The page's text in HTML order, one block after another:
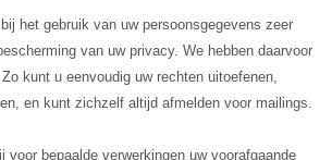
het gebruik van uw persoonsgegevens zeer
van uw privacy. We hebben daarvoor
kunt u eenvoudig uw rechten uitoefenen,
en kunt zichzelf altijd afmelden voor mailings.
voor bepaalde verwerkingen uw voorafgaande